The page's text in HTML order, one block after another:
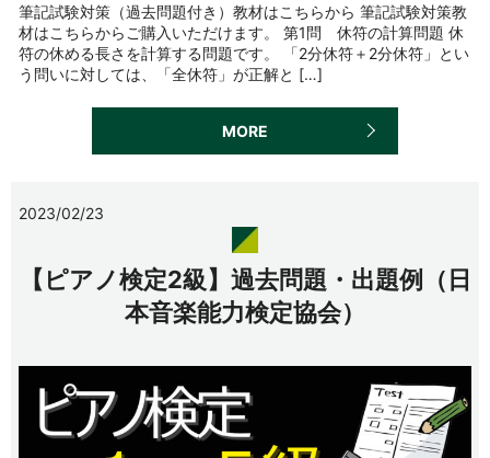
筆記試験対策（過去問題付き）教材はこちらから 筆記試験対策教
材はこちらからご購入いただけます。 第1問 休符の計算問題 休
符の休める長さを計算する問題です。 「2分休符＋2分休符」とい
う問いに対しては、「全休符」が正解と […]
MORE
2023/02/23
【ピアノ検定2級】過去問題・出題例（日
本音楽能力検定協会）